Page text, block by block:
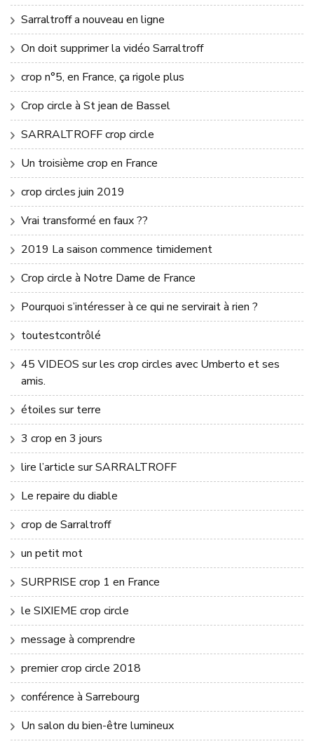
Sarraltroff a nouveau en ligne
On doit supprimer la vidéo Sarraltroff
crop n°5, en France, ça rigole plus
Crop circle à St jean de Bassel
SARRALTROFF crop circle
Un troisième crop en France
crop circles juin 2019
Vrai transformé en faux ??
2019 La saison commence timidement
Crop circle à Notre Dame de France
Pourquoi s’intéresser à ce qui ne servirait à rien ?
toutestcontrôlé
45 VIDEOS sur les crop circles avec Umberto et ses
amis.
étoiles sur terre
3 crop en 3 jours
lire l’article sur SARRALTROFF
Le repaire du diable
crop de Sarraltroff
un petit mot
SURPRISE crop 1 en France
le SIXIEME crop circle
message à comprendre
premier crop circle 2018
conférence à Sarrebourg
Un salon du bien-être lumineux